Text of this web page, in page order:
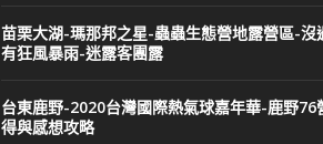
苗栗大湖-瑪那邦之星-蟲蟲生態營地露營區-沒
有狂風暴雨-迷露客團露
台東鹿野-2020台灣國際熱氣球嘉年華-鹿野76
得與感想攻略